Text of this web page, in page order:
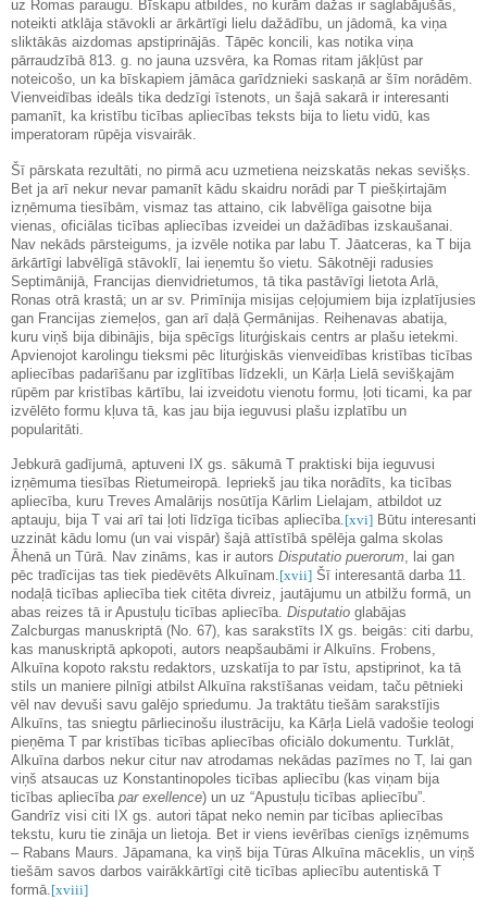
uz Romas paraugu. Bīskapu atbildes, no kurām dažas ir saglabājušās,
noteikti atklāja stāvokli ar ārkārtīgi lielu dažādību, un jādomā, ka viņa
sliktākās aizdomas apstiprinājās. Tāpēc koncili, kas notika viņa
pārraudzībā 813. g. no jauna uzsvēra, ka Romas ritam jākļūst par
noteicošo, un ka bīskapiem jāmāca garīdznieki saskaņā ar šīm norādēm.
Vienveidības ideāls tika dedzīgi īstenots, un šajā sakarā ir interesanti
pamanīt, ka kristību ticības apliecības teksts bija to lietu vidū, kas
imperatoram rūpēja visvairāk.
Šī pārskata rezultāti, no pirmā acu uzmetiena neizskatās nekas sevišķs.
Bet ja arī nekur nevar pamanīt kādu skaidru norādi par T piešķirtajām
izņēmuma tiesībām, vismaz tas attaino, cik labvēlīga gaisotne bija
vienas, oficiālas ticības apliecības izveidei un dažādības izskaušanai.
Nav nekāds pārsteigums, ja izvēle notika par labu T. Jāatceras, ka T bija
ārkārtīgi labvēlīgā stāvoklī, lai ieņemtu šo vietu. Sākotnēji radusies
Septimānijā, Francijas dienvidrietumos, tā tika pastāvīgi lietota Arlā,
Ronas otrā krastā; un ar sv. Primīnija misijas ceļojumiem bija izplatījusies
gan Francijas ziemeļos, gan arī daļā Ģermānijas. Reihenavas abatija,
kuru viņš bija dibinājis, bija spēcīgs liturģiskais centrs ar plašu ietekmi.
Apvienojot karolingu tieksmi pēc liturģiskās vienveidības kristības ticības
apliecības padarīšanu par izglītības līdzekli, un Kārļa Lielā sevišķajām
rūpēm par kristības kārtību, lai izveidotu vienotu formu, ļoti ticami, ka par
izvēlēto formu kļuva tā, kas jau bija ieguvusi plašu izplatību un
popularitāti.
Jebkurā gadījumā, aptuveni IX gs. sākumā T praktiski bija ieguvusi
izņēmuma tiesības Rietumeiropā. Iepriekš jau tika norādīts, ka ticības
apliecība, kuru Treves Amalārijs nosūtīja Kārlim Lielajam, atbildot uz
aptauju, bija T vai arī tai ļoti līdzīga ticības apliecība.[xvi] Būtu interesanti
uzzināt kādu lomu (un vai vispār) šajā attīstībā spēlēja galma skolas
Āhenā un Tūrā. Nav zināms, kas ir autors Disputatio puerorum, lai gan
pēc tradīcijas tas tiek piedēvēts Alkuīnam.[xvii] Šī interesantā darba 11.
nodaļā ticības apliecība tiek citēta divreiz, jautājumu un atbilžu formā, un
abas reizes tā ir Apustuļu ticības apliecība. Disputatio glabājas
Zalcburgas manuskriptā (No. 67), kas sarakstīts IX gs. beigās: citi darbu,
kas manuskriptā apkopoti, autors neapšaubāmi ir Alkuīns. Frobens,
Alkuīna kopoto rakstu redaktors, uzskatīja to par īstu, apstiprinot, ka tā
stils un maniere pilnīgi atbilst Alkuīna rakstīšanas veidam, taču pētnieki
vēl nav devuši savu galējo spriedumu. Ja traktātu tiešām sarakstījis
Alkuīns, tas sniegtu pārliecinošu ilustrāciju, ka Kārļa Lielā vadošie teologi
pieņēma T par kristības ticības apliecības oficiālo dokumentu. Turklāt,
Alkuīna darbos nekur citur nav atrodamas nekādas pazīmes no T, lai gan
viņš atsaucas uz Konstantinopoles ticības apliecību (kas viņam bija
ticības apliecība par exellence) un uz “Apustuļu ticības apliecību”.
Gandrīz visi citi IX gs. autori tāpat neko nemin par ticības apliecības
tekstu, kuru tie zināja un lietoja. Bet ir viens ievērības cienīgs izņēmums
– Rabans Maurs. Jāpamana, ka viņš bija Tūras Alkuīna māceklis, un viņš
tiešām savos darbos vairākkārtīgi citē ticības apliecību autentiskā T
formā.[xviii]